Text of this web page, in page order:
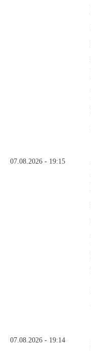
07.08.2026 - 19:15
07.08.2026 - 19:14